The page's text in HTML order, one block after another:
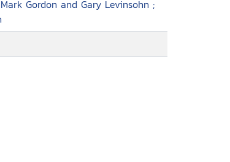
Gordon and Gary Levinsohn ;